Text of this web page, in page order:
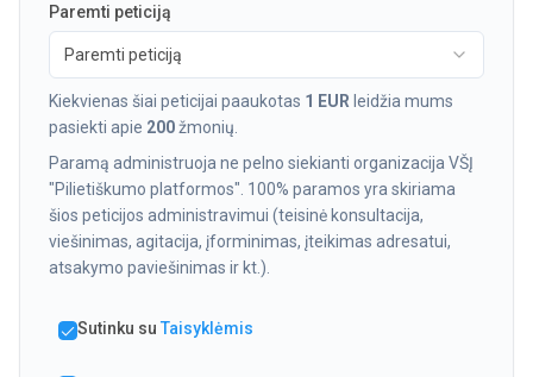
Paremti peticiją
Paremti peticiją
Kiekvienas šiai peticijai paaukotas 1 EUR leidžia mums
pasiekti apie 200žmonių.
Paramą administruoja ne pelno siekianti organizacija VŠĮ
"Pilietiškumo platformos". 100% paramos yra skiriama
šios peticijos administravimui (teisinė konsultacija,
viešinimas, agitacija, įforminimas, įteikimas adresatui,
atsakymo paviešinimas ir kt.).
Sutinku su Taisyklėmis